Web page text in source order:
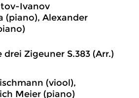
Ivanov
(piano), Alexander
drei Zigeuner S.383 (Arr.)
(viool),
Meier (piano)